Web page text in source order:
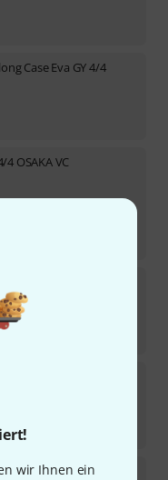
wir Ihnen ein
Case Eva GY 4/4
4 OSAKA VC
RD 4/4
BL